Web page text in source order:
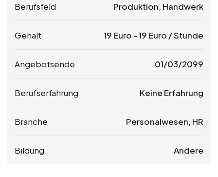
Berufsfeld Produktion, Handwerk
Gehalt 19 Euro -19 Euro / Stunde
Angebotsende 01/03/2099
Berufserfahrung Keine Erfahrung
Branche Personalwesen, HR
Bildung Andere